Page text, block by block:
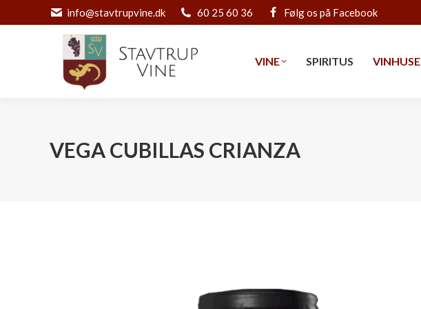
info@stavtrupvine.dk 60 25 60 36 Følg os på Facebook
VINE SPIRITUS VINHUSE
VEGA CUBILLAS CRIANZA